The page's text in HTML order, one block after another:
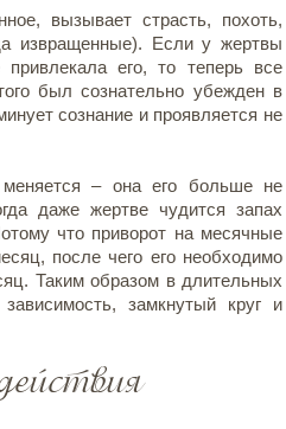
вызывает страсть, похоть,
извращенные). Если у жертвы
его, то теперь все
был сознательно убежден в
сознание и проявляется не
– она его больше не
даже жертве чудится запах
что приворот на месячные
после чего его необходимо
Таким образом в длительных
замкнутый круг и